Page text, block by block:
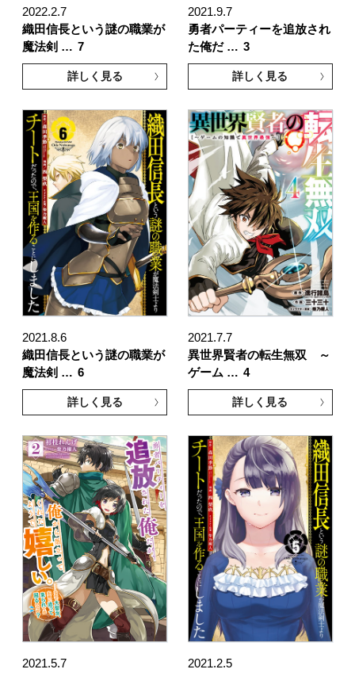
2022.2.7
織田信長という謎の職業が
魔法剣 … 7
詳しく見る
2021.9.7
勇者パーティーを追放され
た俺だ … 3
詳しく見る
2021.8.6
織田信長という謎の職業が
魔法剣 … 6
詳しく見る
2021.7.7
異世界賢者の転生無双 ～
ゲーム … 4
詳しく見る
2021.5.7
2021.2.5